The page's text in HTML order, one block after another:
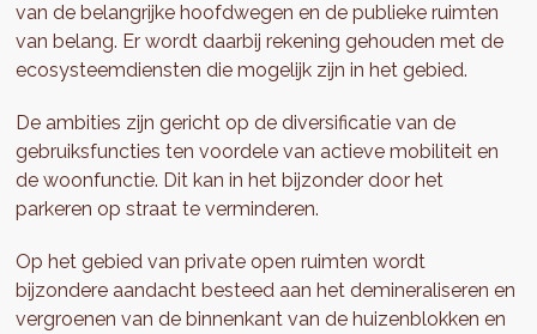
van de belangrijke hoofdwegen en de publieke ruimten
van belang. Er wordt daarbij rekening gehouden met de
ecosysteemdiensten die mogelijk zijn in het gebied.
De ambities zijn gericht op de diversificatie van de
gebruiksfuncties ten voordele van actieve mobiliteit en
de woonfunctie. Dit kan in het bijzonder door het
parkeren op straat te verminderen.
Op het gebied van private open ruimten wordt
bijzondere aandacht besteed aan het demineraliseren en
vergroenen van de binnenkant van de huizenblokken en